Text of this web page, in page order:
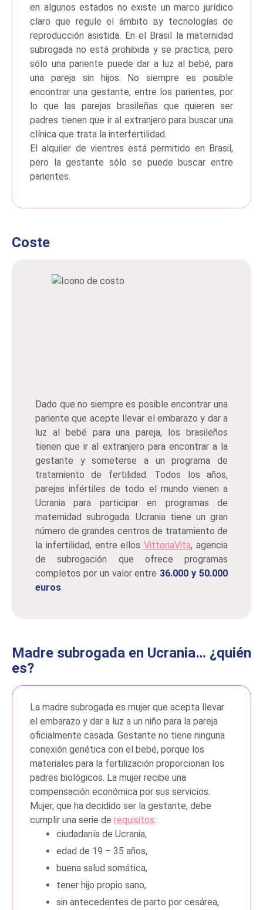
en algunos estados no existe un marco jurídico
claro que regule el ámbito ву tecnologías de
reproducción asistida. En el Brasil la maternidad
subrogada no está prohibida y se practica, pero
sólo una pariente puede dar a luz al bebé, para
una pareja sin hijos. No siempre es posible
encontrar una gestante, entre los parientes, por
lo que las parejas brasileñas que quieren ser
padres tienen que ir al extranjero para buscar una
clínica que trata la interfertilidad.
El alquiler de vientres está permitido en Brasil,
pero la gestante sólo se puede buscar entre
parientes.
Coste
Dado que no siempre es posible encontrar una
pariente que acepte llevar el embarazo y dar a
luz al bebé para una pareja, los brasileños
tienen que ir al extranjero para encontrar a la
gestante y someterse a un programa de
tratamiento de fertilidad. Todos los años,
parejas infértiles de todo el mundo vienen a
Ucrania para participar en programas de
maternidad subrogada. Ucrania tiene un gran
número de grandes centros de tratamiento de
la infertilidad, entre ellosVittoriaVita, agencia
de subrogación que ofrece programas
completos por un valor entre 36.000 y 50.000
euros.
Madre subrogada en Ucrania… ¿quién
es?
La madre subrogada es mujer que acepta llevar
el embarazo y dar a luz a un niño para la pareja
oficialmente casada. Gestante no tiene ninguna
conexión genética con el bebé, porque los
materiales para la fertilización proporcionan los
padres biológicos. La mujer recibe una
compensación económica por sus servicios.
Mujer, que ha decidido ser la gestante, debe
cumplir una serie de requisitos:
ciudadanía de Ucrania,
edad de 19 – 35 años,
buena salud somática,
tener hijo propio sano,
sin antecedentes de parto por cesárea,